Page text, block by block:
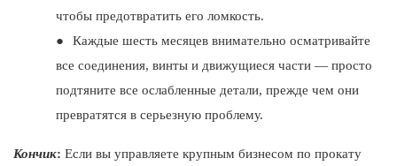
чтобы предотвратить его ломкость.
●
Каждые шесть месяцев внимательно осматривайте
все соединения, винты и движущиеся части — просто
подтяните все ослабленные детали, прежде чем они
превратятся в серьезную проблему.
Кончик: Если вы управляете крупным бизнесом по прокату